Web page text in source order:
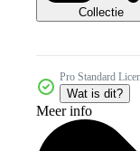
Collectie
Pro Standard
Wat is dit?
Meer info